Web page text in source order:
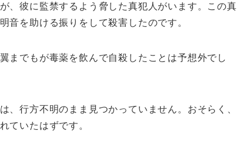
、彼に監禁するよう脅した真犯人がいます。この真
音を助ける振りをして殺害したのです。
までもが毒薬を飲んで自殺したことは予想外でし
、行方不明のまま見つかっていません。おそらく、
ていたはずです。